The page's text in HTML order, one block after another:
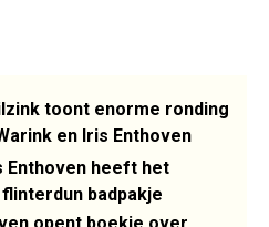
toont enorme ronding
en Iris Enthoven
Enthoven heeft het
badpakje